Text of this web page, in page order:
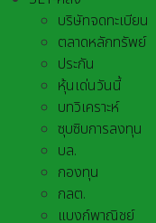
บริษัทจดทะเบียน
ตลาดหลักทรัพย์
ประกัน
หุ้นเด่นวันนี้
บทวิเคราะห์
ซุบซิบการลงทุน
บล.
กองทุน
กลต.
แบงก์พาณิชย์